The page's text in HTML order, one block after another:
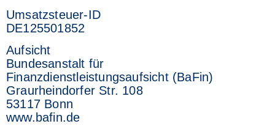
Umsatzsteuer-ID
DE125501852
Aufsicht
Bundesanstalt für
Finanzdienstleistungsaufsicht (BaFin)
Graurheindorfer Str. 108
53117 Bonn
www.bafin.de